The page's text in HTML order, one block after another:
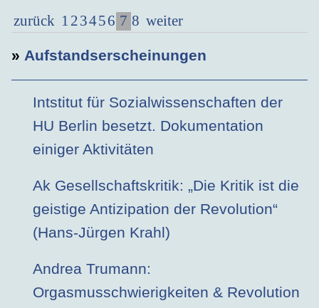
zurück 123456 7 8 weiter
» Aufstandserscheinungen
Intstitut für Sozialwissenschaften der
HU Berlin besetzt. Dokumentation
einiger Aktivitäten
Ak Gesellschaftskritik: „Die Kritik ist die
geistige Antizipation der Revolution“
(Hans-Jürgen Krahl)
Andrea Trumann:
Orgasmusschwierigkeiten & Revolution